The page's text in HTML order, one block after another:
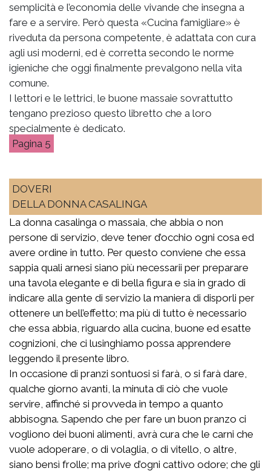
semplicità e l’economia delle vivande che insegna a
fare e a servire. Però questa «Cucina famigliare» è
riveduta da persona competente, è adattata con cura
agli usi moderni, ed è corretta secondo le norme
igieniche che oggi finalmente prevalgono nella vita
comune.
I lettori e le lettrici, le buone massaie sovrattutto
tengano prezioso questo libretto che a loro
specialmente è dedicato.
5
DOVERI
DELLA DONNA CASALINGA
La donna casalinga o massaia, che abbia o non
persone di servizio, deve tener d’occhio ogni cosa ed
avere ordine in tutto. Per questo conviene che essa
sappia quali arnesi siano più necessarii per preparare
una tavola elegante e di bella figura e sia in grado di
indicare alla gente di servizio la maniera di disporli per
ottenere un bell’effetto; ma più di tutto è necessario
che essa abbia, riguardo alla cucina, buone ed esatte
cognizioni, che ci lusinghiamo possa apprendere
leggendo il presente libro.
In occasione di pranzi sontuosi si farà, o si farà dare,
qualche giorno avanti, la minuta di ciò che vuole
servire, affinché si provveda in tempo a quanto
abbisogna. Sapendo che per fare un buon pranzo ci
vogliono dei buoni alimenti, avrà cura che le carni che
vuole adoperare, o di volaglia, o di vitello, o altre,
siano bensì frolle; ma prive d’ogni cattivo odore; che gli